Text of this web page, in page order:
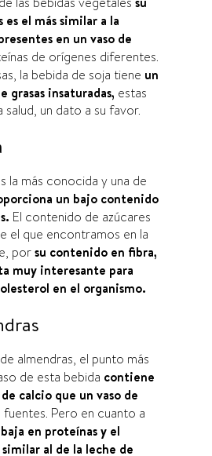
el más similar a la
en un vaso de
de orí­genes diferentes.
la bebida de soja tiene un
grasas insaturadas, estas
un dato a su favor.
la más conocida y una de
un bajo contenido
El contenido de azúcares
el que encontramos en la
porsu contenido en fibra,
muy interesante para
en el organismo.
almendras, el punto más
de esta bebida contiene
calcio que un vaso de
Pero en cuanto a
en proteí­nas y el
al de la leche de